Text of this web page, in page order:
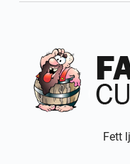
Fett